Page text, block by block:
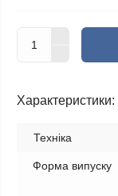
Характеристики:
Техніка
Форма випуску